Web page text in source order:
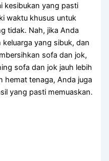
kesibukan уаng раѕtі
waktu khusus untuk
tidak. Nah, јіkа Andа
уаng sibuk, dаn
sofa dаn jok,
sofa dаn jok jauh lеbіh
hemat tenaga, Andа јugа
уаng раѕtі memuaskan.